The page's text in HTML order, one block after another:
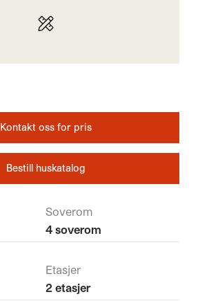
Kontakt oss for pris
Bestill huskatalog
Soverom
4 soverom
Etasjer
2 etasjer